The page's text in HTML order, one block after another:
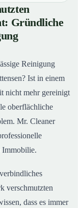
in
Gründliche
Reinigung
Ist in einem
nicht mehr gereinigt
oberflächliche
Mr. Cleaner
Immobilie.
verschmutzten
dass es immer